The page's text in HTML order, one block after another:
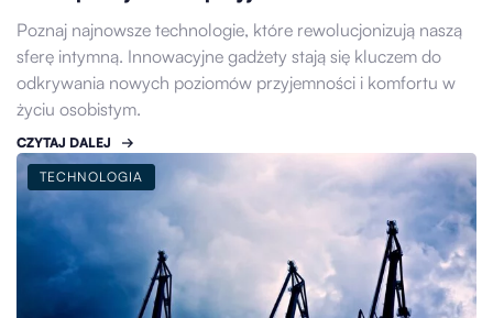
Poznaj najnowsze technologie, które rewolucjonizują naszą
sferę intymną. Innowacyjne gadżety stają się kluczem do
odkrywania nowych poziomów przyjemności i komfortu w
życiu osobistym.
CZYTAJ DALEJ
TECHNOLOGIA